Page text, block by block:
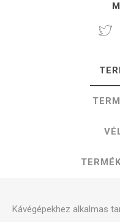
Kávégépekhez alkalmas